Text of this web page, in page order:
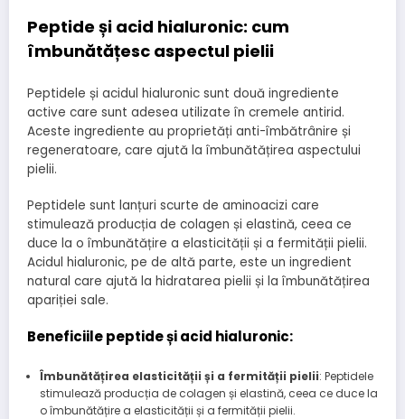
Peptide și acid hialuronic: cum
îmbunătățesc aspectul pielii
Peptidele și acidul hialuronic sunt două ingrediente
active care sunt adesea utilizate în cremele antirid.
Aceste ingrediente au proprietăți anti-îmbătrânire și
regeneratoare, care ajută la îmbunătățirea aspectului
pielii.
Peptidele sunt lanțuri scurte de aminoacizi care
stimulează producția de colagen și elastină, ceea ce
duce la o îmbunătățire a elasticității și a fermității pielii.
Acidul hialuronic, pe de altă parte, este un ingredient
natural care ajută la hidratarea pielii și la îmbunătățirea
apariției sale.
Beneficiile peptide și acid hialuronic:
Îmbunătățirea elasticității și a fermității pielii: Peptidele
stimulează producția de colagen și elastină, ceea ce duce la
o îmbunătățire a elasticității și a fermității pielii.